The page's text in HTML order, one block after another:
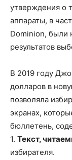
утверждения о
аппараты, в
Dominion, были
результатов
В 2019 году
долларов в
позволяла
экранах,
бюллетень,
1. Текст,
избирателя.